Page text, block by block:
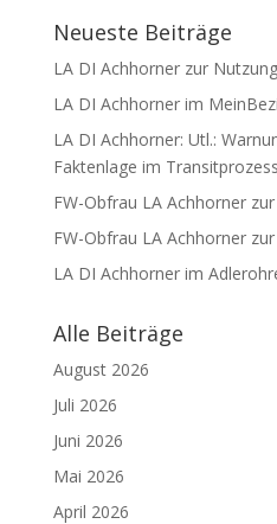
Neueste Beiträge
LA DI Achhorner zur
LA DI Achhorner im
LA DI Achhorner: Utl.:
Faktenlage im
FW-Obfrau LA Achhorner
FW-Obfrau LA Achhorner
LA DI Achhorner im
Alle Beiträge
August 2026
Juli 2026
Juni 2026
Mai 2026
April 2026